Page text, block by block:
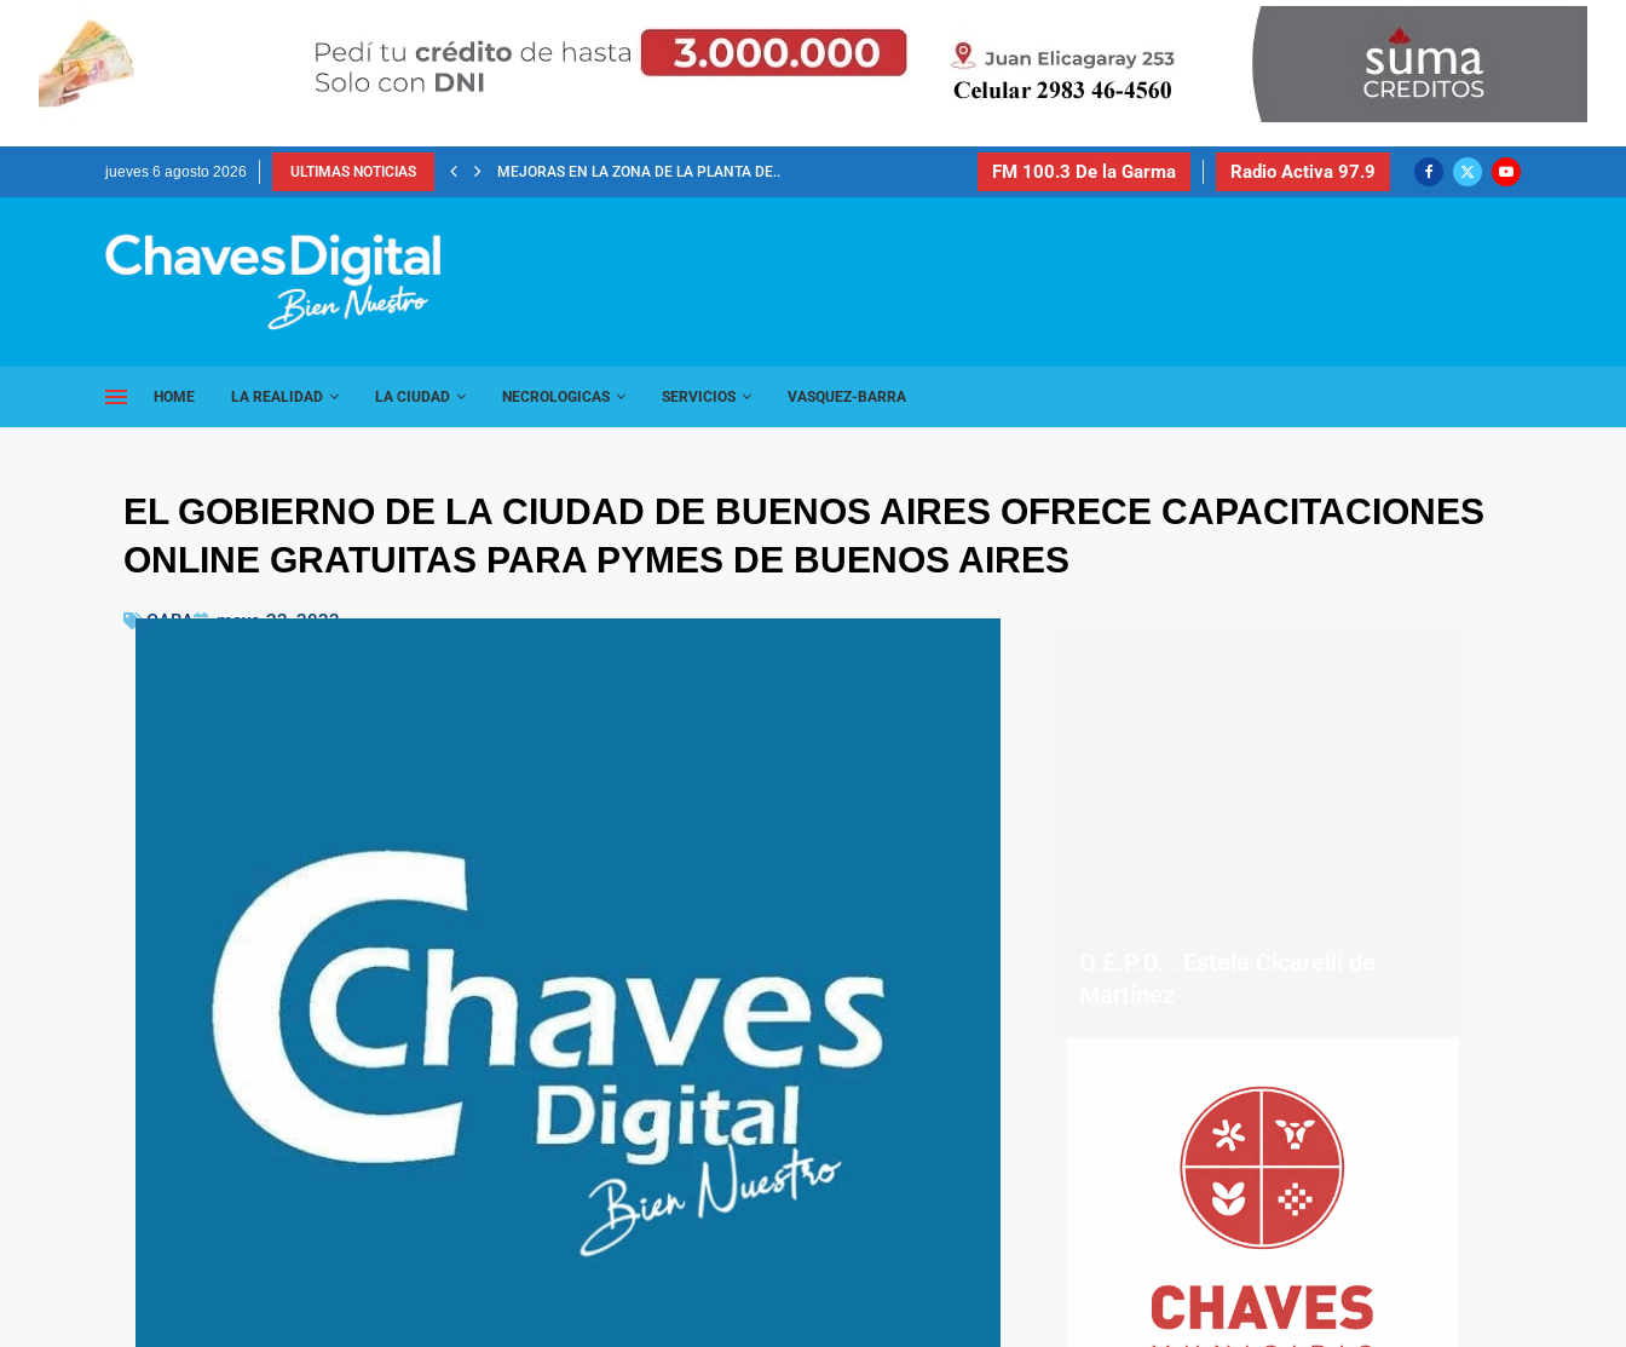
jueves 6 agosto 2026 ULTIMAS NOTICIAS MEJORAS EN LA ZONA DE LA PLANTA DE... FM 100.3 De la Garma Radio Activa 97.9
HOME LA REALIDAD LA CIUDAD NECROLOGICAS SERVICIOS VASQUEZ-BARRA
EL GOBIERNO DE LA CIUDAD DE BUENOS AIRES OFRECE CAPACITACIONES
ONLINE GRATUITAS PARA PYMES DE BUENOS AIRES
CABA mayo 22, 2023